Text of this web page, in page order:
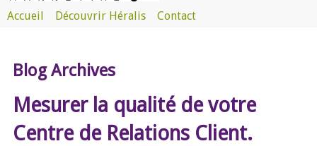
Accueil Découvrir Héralis Contact
Blog Archives
Mesurer la qualité de votre
Centre de Relations Client.